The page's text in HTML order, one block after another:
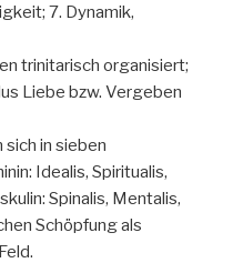
7. Dynamik,
trinitarisch organisiert;
Liebe bzw. Vergeben
in sieben
Idealis, Spiritualis,
Spinalis, Mentalis,
Schöpfung als